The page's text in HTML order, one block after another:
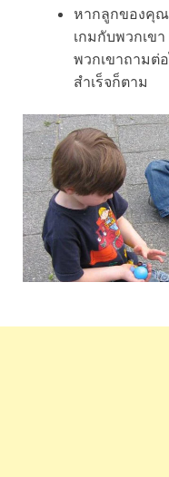
หากลูกของคุณ
เกมกับพวกเข
พวกเขาถามต่
สำเร็จก็ตาม